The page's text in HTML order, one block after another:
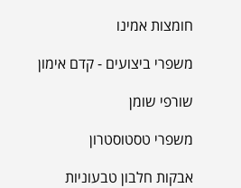
חומצות אמינו
משפרי ביצועים - קדם אימון
שורפי שומן
משפרי טסטוסטרון
אבקות חלבון טבעוניות